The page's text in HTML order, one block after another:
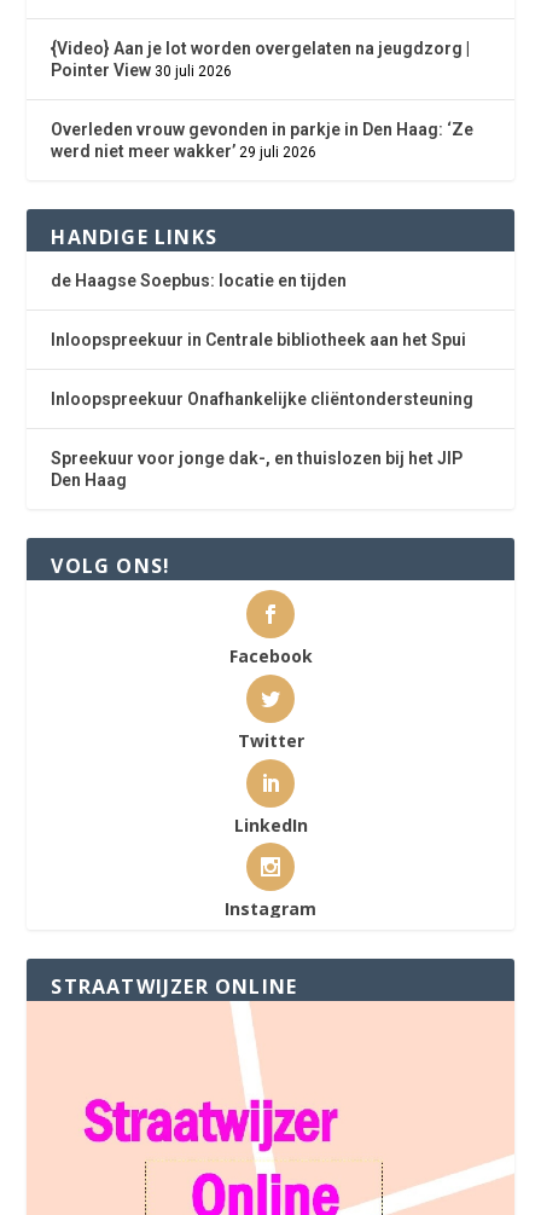
{Video} Aan je lot worden overgelaten na jeugdzorg |
Pointer View 30 juli 2026
Overleden vrouw gevonden in parkje in Den Haag: ‘Ze
werd niet meer wakker’ 29 juli 2026
HANDIGE LINKS
de Haagse Soepbus: locatie en tijden
Inloopspreekuur in Centrale bibliotheek aan het Spui
Inloopspreekuur Onafhankelijke cliëntondersteuning
Spreekuur voor jonge dak-, en thuislozen bij het JIP
Den Haag
VOLG ONS!
Facebook
Twitter
LinkedIn
Instagram
STRAATWIJZER ONLINE